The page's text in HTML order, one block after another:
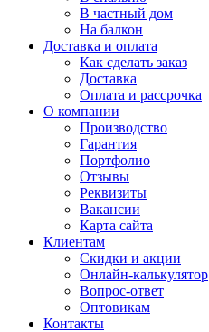
В частный дом
На балкон
Доставка и оплата
Как сделать заказ
Доставка
Оплата и рассрочка
О компании
Производство
Гарантия
Портфолио
Отзывы
Реквизиты
Вакансии
Карта сайта
Клиентам
Скидки и акции
Онлайн-калькулятор
Вопрос-ответ
Оптовикам
Контакты